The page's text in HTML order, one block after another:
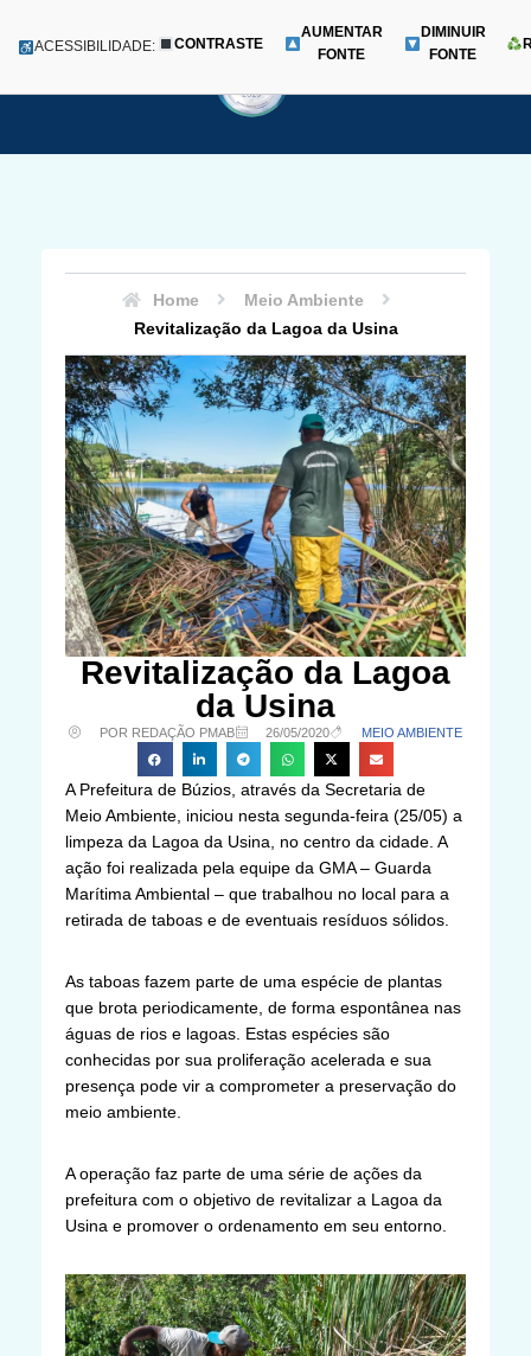
para
Menu
ACESSIBILIDADE: CONTRASTE
AUMENTAR
FONTE
DIMINUIR
FONTE
Home
Meio Ambiente
Revitalização da Lagoa da Usina
Revitalização da Lagoa
da Usina
POR REDAÇÃO PMAB 26/05/2020 MEIO AMBIENTE
A Prefeitura de Búzios, através da Secretaria de
Meio Ambiente, iniciou nesta segunda-feira (25/05) a
limpeza da Lagoa da Usina, no centro da cidade. A
ação foi realizada pela equipe da GMA – Guarda
Marítima Ambiental – que trabalhou no local para a
retirada de taboas e de eventuais resíduos sólidos.
As taboas fazem parte de uma espécie de plantas
que brota periodicamente, de forma espontânea nas
águas de rios e lagoas. Estas espécies são
conhecidas por sua proliferação acelerada e sua
presença pode vir a comprometer a preservação do
meio ambiente.
A operação faz parte de uma série de ações da
prefeitura com o objetivo de revitalizar a Lagoa da
Usina e promover o ordenamento em seu entorno.